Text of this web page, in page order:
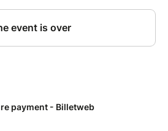
parcours universitaire en
Artistique et Publications, en